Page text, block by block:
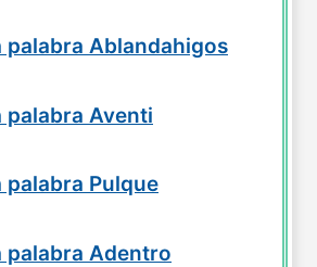
palabra Ablandahigos
palabra Aventi
palabra Pulque
palabra Adentro